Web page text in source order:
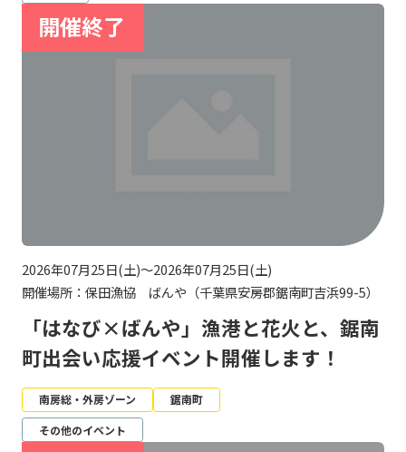
2026年07月25日(土)～2026年07月25日(土)
開催場所：保田漁協 ばんや（千葉県安房郡鋸南町吉浜99-5）
「はなび×ばんや」漁港と花火と、鋸南
町出会い応援イベント開催します！
南房総・外房ゾーン
鋸南町
その他のイベント